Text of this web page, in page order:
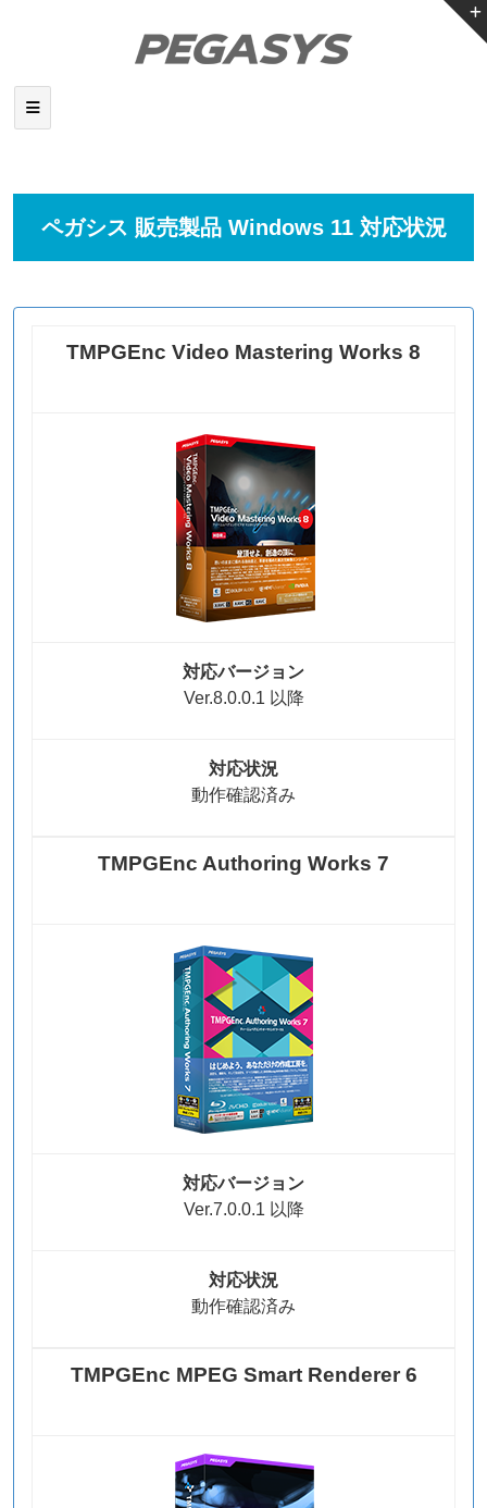
ペガシス 販売製品 Windows 11 対応状況
TMPGEnc Video Mastering Works 8
対応バージョン
Ver.8.0.0.1 以降
対応状況
動作確認済み
TMPGEnc Authoring Works 7
対応バージョン
Ver.7.0.0.1 以降
対応状況
動作確認済み
TMPGEnc MPEG Smart Renderer 6